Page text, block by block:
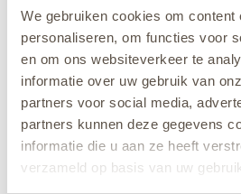
We gebruiken cookies om content
personaliseren, om functies voor
en om ons websiteverkeer te
informatie over uw gebruik van
partners voor social media,
partners kunnen deze gegevens
informatie die u aan ze heeft
verzameld op basis van uw